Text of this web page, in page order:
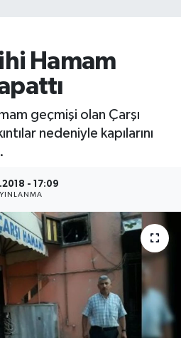
Hamam
geçmişi olan Çarşı
nedeniyle kapılarını
- 17:09